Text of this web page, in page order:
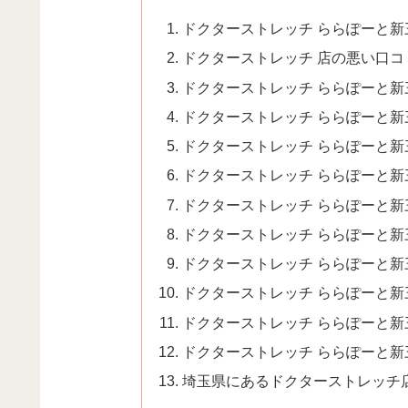
ドクターストレッチ ららぽーと
ドクターストレッチ 店の悪い口
ドクターストレッチ ららぽーと
ドクターストレッチ ららぽーと
ドクターストレッチ ららぽーと
ドクターストレッチ ららぽーと
ドクターストレッチ ららぽーと
ドクターストレッチ ららぽーと
ドクターストレッチ ららぽーと
ドクターストレッチ ららぽーと
ドクターストレッチ ららぽーと
ドクターストレッチ ららぽーと
埼玉県にあるドクターストレッチ